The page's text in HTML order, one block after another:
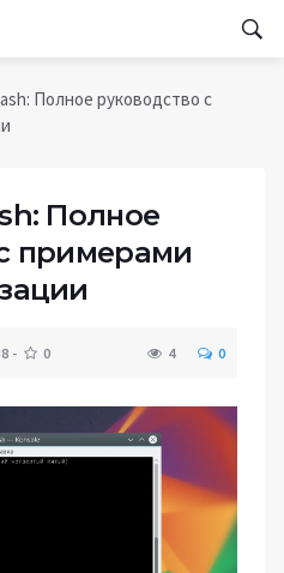
Полное руководство с
Полное
примерами
0 4 0